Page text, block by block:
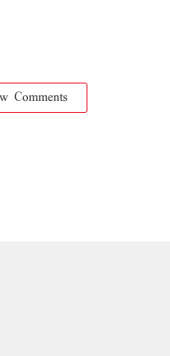
Comments